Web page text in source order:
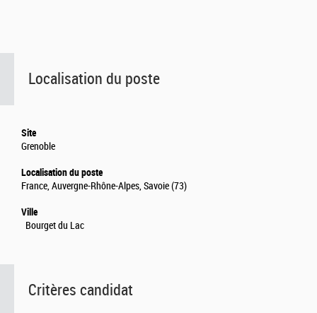
Localisation du poste
Site
Grenoble
Localisation du poste
France, Auvergne-Rhône-Alpes, Savoie (73)
Ville
Bourget du Lac
Critères candidat